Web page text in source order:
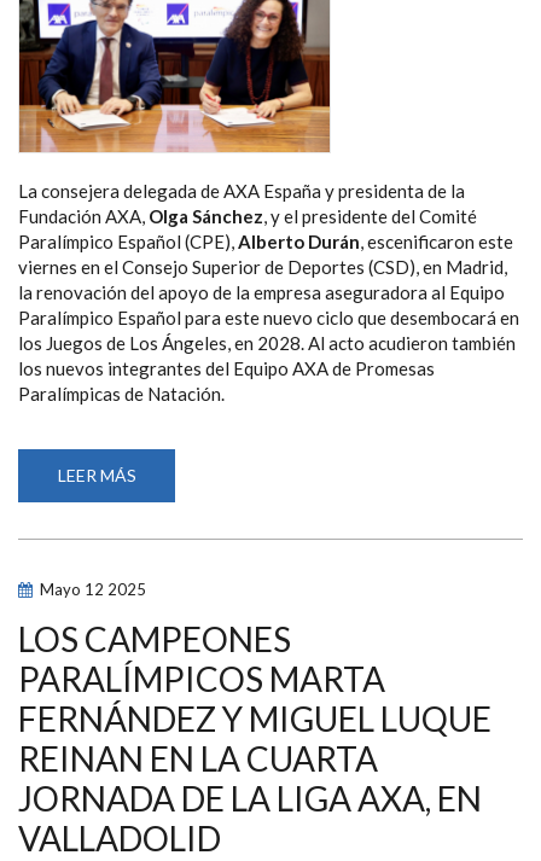
La consejera delegada de AXA España y presidenta de la
Fundación AXA, Olga Sánchez, y el presidente del Comité
Paralímpico Español (CPE),Alberto Durán, escenificaron este
viernes en el Consejo Superior de Deportes (CSD), en Madrid,
la renovación del apoyo de la empresa aseguradora al Equipo
Paralímpico Español para este nuevo ciclo que desembocará en
los Juegos de Los Ángeles, en 2028. Al acto acudieron también
los nuevos integrantes del Equipo AXA de Promesas
Paralímpicas de Natación.
LEER MÁS
RENUEVA
APOYO
PARALÍMPICO
HASTA
LOS
2028
Y
PRESENTA
EL
NUEVO
EQUIPO
PROMESAS
Mayo 12 2025
LOS CAMPEONES
PARALÍMPICOS MARTA
FERNÁNDEZ Y MIGUEL LUQUE
REINAN EN LA CUARTA
JORNADA DE LA LIGA AXA, EN
VALLADOLID